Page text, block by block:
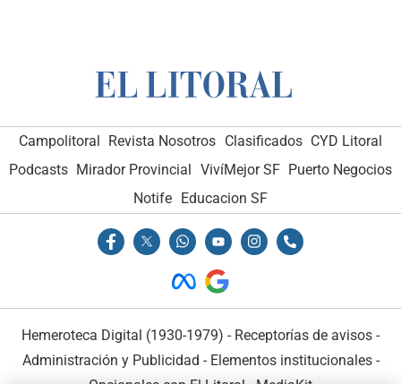
Campolitoral Revista Nosotros Clasificados CYD Litoral
Podcasts Mirador Provincial VivíMejor SF Puerto Negocios
Notife Educacion SF
Hemeroteca Digital (1930-1979) - Receptorías de avisos -
Administración y Publicidad - Elementos institucionales-